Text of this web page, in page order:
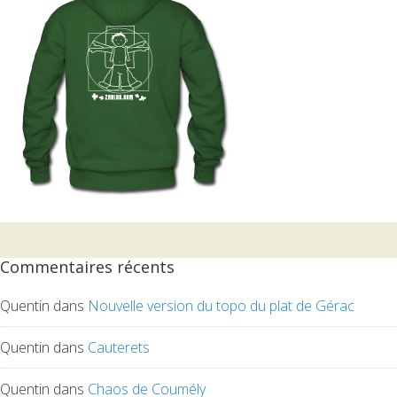
Commentaires récents
Quentin dans Nouvelle version du topo du plat de Gérac
Quentin dans Cauterets
Quentin dans Chaos de Coumély